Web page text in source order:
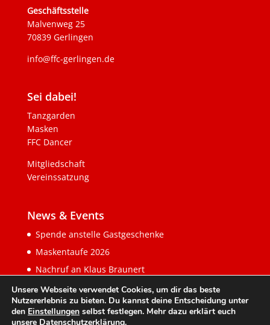
Geschäftsstelle
Malvenweg 25
70839 Gerlingen
info@ffc-gerlingen.de
Sei dabei!
Tanzgarden
Masken
FFC Dancer
Mitgliedschaft
Vereinssatzung
News & Events
Spende anstelle Gastgeschenke
Maskentaufe 2026
Nachruf an Klaus Braunert
Unsere Webseite verwendet Cookies, um dir das beste
Nutzererlebnis zu bieten. Du kannst deine Entscheidung unter
den Einstellungen selbst festlegen. Mehr dazu erklärt euch
unsere Datenschutzerklärung.